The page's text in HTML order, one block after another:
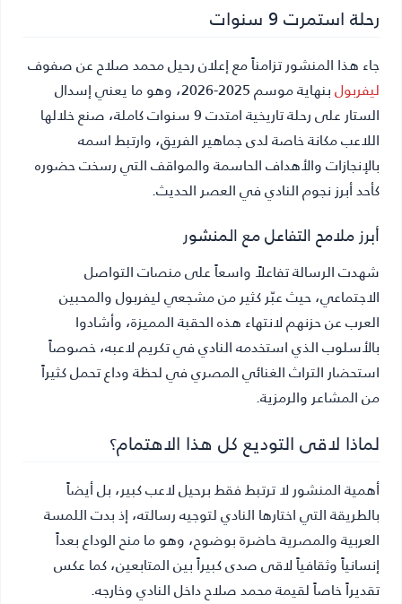
رحلة استمرت 9 سنوات
جاء هذا المنشور تزامناً مع إعلان رحيل محمد صلاح عن صفوف
ليفربول
بنهاية موسم 2025-2026، وهو ما يعني إسدال
الستار على رحلة تاريخية امتدت 9 سنوات كاملة، صنع خلالها
اللاعب مكانة خاصة لدى جماهير الفريق، وارتبط اسمه
بالإنجازات والأهداف الحاسمة والمواقف التي رسخت حضوره
كأحد أبرز نجوم النادي في العصر الحديث.
أبرز ملامح التفاعل مع المنشور
شهدت الرسالة تفاعلاً واسعاً على منصات التواصل
الاجتماعي، حيث عبّر كثير من مشجعي ليفربول والمحبين
العرب عن حزنهم لانتهاء هذه الحقبة المميزة، وأشادوا
بالأسلوب الذي استخدمه النادي في تكريم لاعبه، خصوصاً
استحضار التراث الغنائي المصري في لحظة وداع تحمل كثيراً
من المشاعر والرمزية.
لماذا لاقى التوديع كل هذا الاهتمام؟
أهمية المنشور لا ترتبط فقط برحيل لاعب كبير، بل أيضاً
بالطريقة التي اختارها النادي لتوجيه رسالته، إذ بدت اللمسة
العربية والمصرية حاضرة بوضوح، وهو ما منح الوداع بعداً
إنسانياً وثقافياً لاقى صدى كبيراً بين المتابعين، كما عكس
تقديراً خاصاً لقيمة محمد صلاح داخل النادي وخارجه.